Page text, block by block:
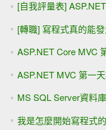
[自我評量表]
[轉職] 寫程式真的能
ASP.NET Core MVC
ASP.NET MVC 第一
MS SQL Server資料
我是怎麼開始寫程式